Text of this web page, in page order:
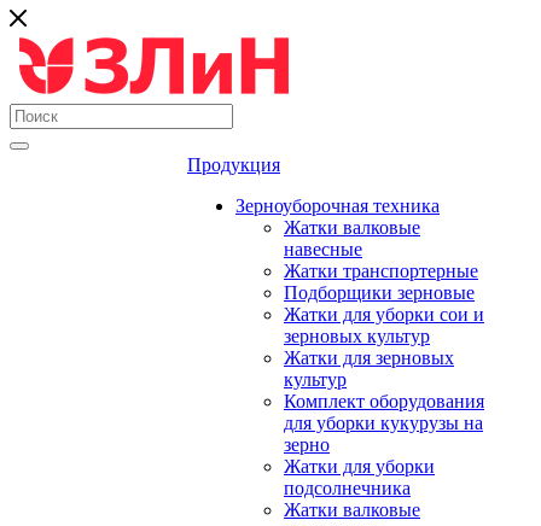
Продукция
Зерноуборочная техника
Жатки валковые
навесные
Жатки транспортерные
Подборщики зерновые
Жатки для уборки сои и
зерновых культур
Жатки для зерновых
культур
Комплект оборудования
для уборки кукурузы на
зерно
Жатки для уборки
подсолнечника
Жатки валковые